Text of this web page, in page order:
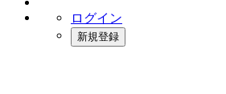
ログイン
新規登録